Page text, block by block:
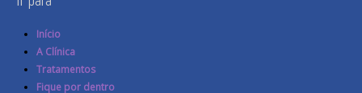
Início
A Clínica
Tratamentos
Fique por dentro